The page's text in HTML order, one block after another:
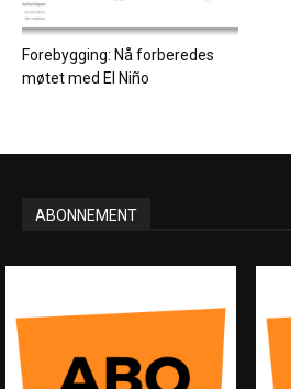
Forebygging: Nå forberedes
møtet med El Niño
ABONNEMENT